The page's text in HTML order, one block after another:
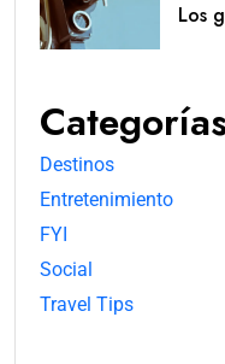
Los
Destinos
Entretenimiento
FYI
Social
Travel Tips